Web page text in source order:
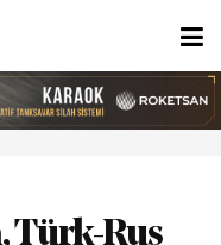
Türk-Rus